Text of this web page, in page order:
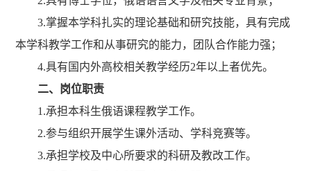
3.掌握本学科扎实的理论基础和研究技能，具有完成
本学科教学工作和从事研究的能力，团队合作能力强；
4.具有国内外高校相关教学经历2年以上者优先。
二、岗位职责
1.承担本科生俄语课程教学工作。
2.参与组织开展学生课外活动、学科竞赛等。
3.承担学校及中心所要求的科研及教改工作。